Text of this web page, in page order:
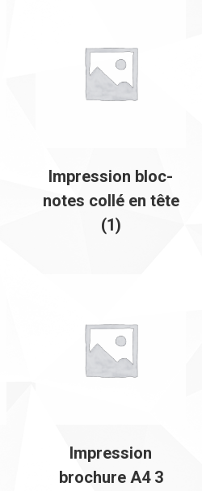
Impression bloc-
notes collé en tête
(1)
Impression
brochure A4 3